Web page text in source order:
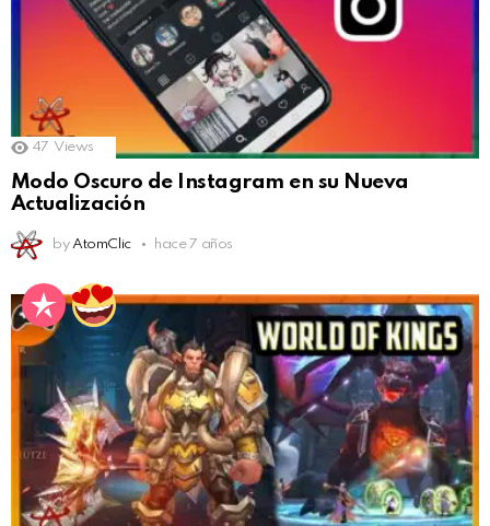
47 Views
Modo Oscuro de Instagram en su Nueva
Actualización
by AtomClic hace 7 años